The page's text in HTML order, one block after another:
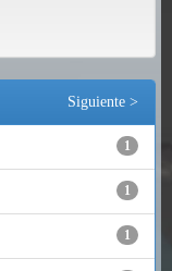
Siguiente >
1
1
1